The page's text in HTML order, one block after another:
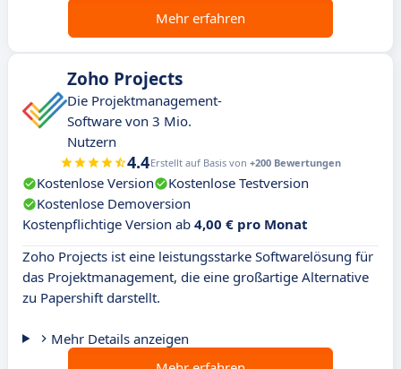
Mehr erfahren
Zoho Projects
Die Projektmanagement-
Software von 3 Mio.
Nutzern
4.4Erstellt auf Basis von +200 Bewertungen
Kostenlose Version
Kostenlose Testversion
Kostenlose Demoversion
Kostenpflichtige Version ab 4,00 € pro Monat
Zoho Projects ist eine leistungsstarke Softwarelösung für
das Projektmanagement, die eine großartige Alternative
zu Papershift darstellt.
Mehr Details anzeigen